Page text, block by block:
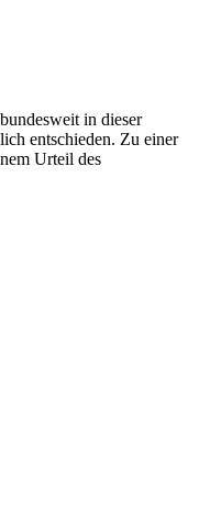
in dieser
entschieden. Zu einer
Urteil des